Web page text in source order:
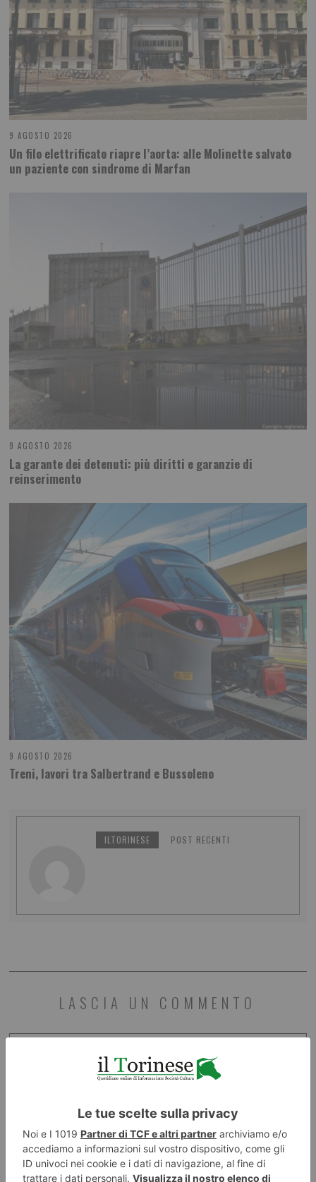
9 AGOSTO 2026
Un filo elettrificato riapre l’aorta: alle Molinette salvato
un paziente con sindrome di Marfan
9 AGOSTO 2026
La garante dei detenuti: più diritti e garanzie di
reinserimento
9 AGOSTO 2026
Treni, lavori tra Salbertrand e Bussoleno
ILTORINESE POST RECENTI
LASCIA UN COMMENTO